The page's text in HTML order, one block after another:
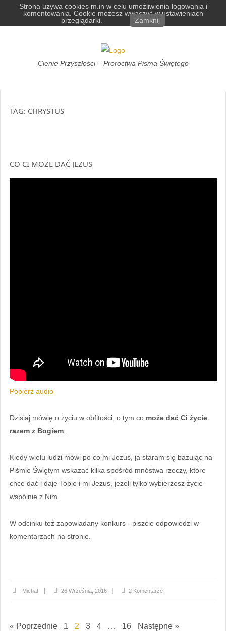
Cienie
Cienie Przyszłości – Proroctwa Pisma Świętego
TAG: CHRYSTUS
CO CI MOŻE DAĆ JEZUS
Pobierz audio
Dzisiaj mówię o życiu w obfitości, o tym co może dać Ci życie
razem z Bogiem.
Kiedy wielu ludzi mówi po co mi Jezus, ja staram się bazując na
Piśmie Świętym wskazać kilka spośród mnóstwa rzeczy, które
chce dać i daje Tobie i mi Jezus, jeżeli tylko wybierzesz życie
wspólnie z Nim.
W odcinku też zapowiadany konkurs - piszcie odpowiedzi w
komentarzach na stronie.
Michał 26 Września, 2016 2 Komentarze
« Poprzednie 1 2 3 4 … 16 Następne »
Strona używa cookies m.in w celu umożliwienia logowania i
komentowania. Cookie możesz wyłączyć w ustawieniach
przeglądarki.
Zamknij